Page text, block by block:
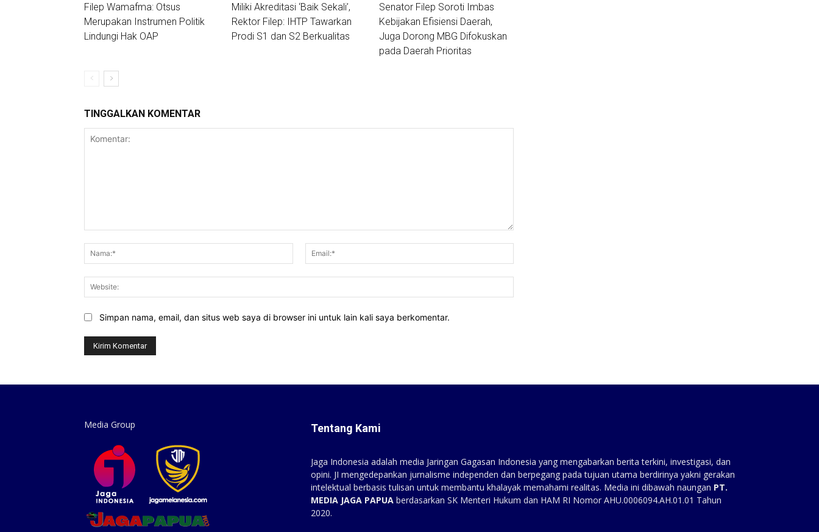
Filep Wamafma: Otsus
Merupakan Instrumen Politik
Lindungi Hak OAP
Miliki Akreditasi ‘Baik Sekali’,
Rektor Filep: IHTP Tawarkan
Prodi S1 dan S2 Berkualitas
Senator Filep Soroti Imbas
Kebijakan Efisiensi Daerah,
Juga Dorong MBG Difokuskan
pada Daerah Prioritas
TINGGALKAN KOMENTAR
Nama:*
Simpan nama, email, dan situs web saya di browser ini untuk lain kali saya berkomentar.
Media Group Tentang Kami
Jaga Indonesia adalah media Jaringan Gagasan Indonesia yang mengabarkan berita terkini, investigasi, dan
opini. JI mengedepankan jurnalisme independen dan berpegang pada tujuan utama berdirinya yakni gerakan
intelektual berbasis tulisan untuk membantu khalayak memahami realitas. Media ini dibawah naungan PT.
MEDIA JAGA PAPUA berdasarkan SK Menteri Hukum dan HAM RI Nomor AHU.0006094.AH.01.01 Tahun
2020.